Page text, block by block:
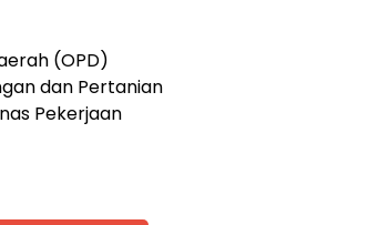
(OPD)
dan Pertanian
Pekerjaan